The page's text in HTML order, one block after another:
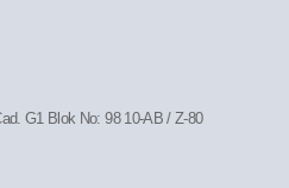
G1 Blok No: 98 10-AB / Z-80